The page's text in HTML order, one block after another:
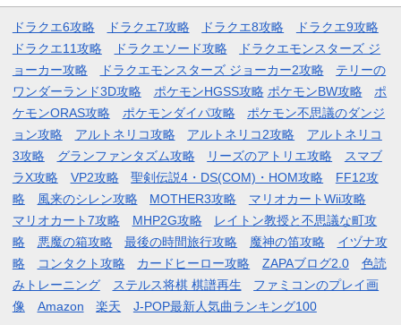
ドラクエ6攻略 ドラクエ7攻略 ドラクエ8攻略
ドラクエ9攻略
ドラクエ11攻略
ドラクエソード攻略
ドラクエモンスターズ ジ
ョーカー攻略
ドラクエモンスターズ ジョーカー2攻略
テリーの
ワンダーランド3D攻略
ポケモンHGSS攻略 ポケモンBW攻略
ポ
ケモンORAS攻略
ポケモンダイパ攻略
ポケモン不思議のダンジ
ョン攻略
アルトネリコ攻略 アルトネリコ2攻略
アルトネリコ
3攻略
グランファンタズム攻略 リーズのアトリエ攻略
スマブ
ラX攻略
VP2攻略 聖剣伝説4・DS(COM)・HOM攻略
FF12攻
略
風来のシレン攻略 MOTHER3攻略
マリオカートWii攻略
マリオカート7攻略
MHP2G攻略
レイトン教授と不思議な町攻
略
悪魔の箱攻略 最後の時間旅行攻略 魔神の笛攻略
イヅナ攻
略
コンタクト攻略 カードヒーロー攻略 ZAPAブログ2.0
色読
みトレーニング
ステルス将棋 棋譜再生
ファミコンのプレイ画
像
Amazon 楽天 J-POP最新人気曲ランキング100